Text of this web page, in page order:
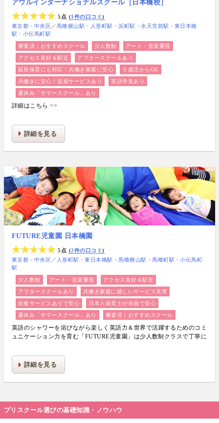
アウルインターナショナルスクール［日本橋校］
5点
1件の口コミ
東京都
中央区 ／ 馬喰横山駅 人形町駅 浜町駅 水天宮前駅
東日本橋
駅
小伝馬町駅
審査済｜おすすめスクール 少人数制
アート・音楽重視
アクセス良好＆駅近
アフタースクールあり
延長保育にも対応！共働き家庭に安心
０歳児からOK
共働きに安心！送迎サービスあり
英語学童あり
夏休み「サマースクール」あり
詳細はこちら >>
詳細を見る
FUTURE児童園 日本橋園
5点
2件の口コミ
東京都
中央区 ／ 人形町駅 東日本橋駅 馬喰横山駅 馬喰町駅
小伝馬町
駅
少人数制 アート・音楽重視
アクセス良好＆駅近
アフタースクールあり
共働き家庭に嬉しいサービス充実
給食サービスありで安心
日本人保育士が在籍で安心
夏休み「サマースクール」あり
審査済｜おすすめスクール
英語のシャワーを浴びながら楽しく英語力＆世界で活躍するためのコミ
ュニケーション力を育む「FUTURE児童園」は少人数制クラスで丁寧に
詳細を見る
プリスクール選びの基礎知識・ノウハウ